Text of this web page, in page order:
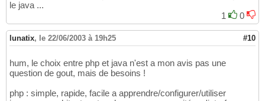
le java ...
1
0
lunatix, le 22/06/2003 à 19h25 #10
hum, le choix entre php et java n'est a mon avis pas une
question de gout, mais de besoins !
php : simple, rapide, facile a apprendre/configurer/utiliser